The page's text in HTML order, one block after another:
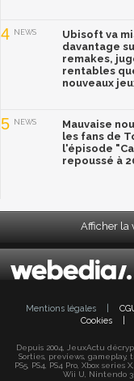
4 NEWS
Ubisoft va
davantage
remakes,
rentables
nouveaux
5 NEWS
Mauvaise
les fans de
l'épisode
repoussé à
Afficher la
Mentions légales
Cookies
Depuis 2004, JeuxActu
Sorties, previews, gameplay,
PS5, PS4, PS4 Pro, Xbox series
Wii U, Nintendo